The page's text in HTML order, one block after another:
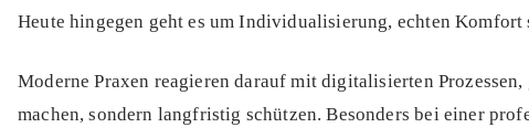
Heute hingegen geht es um Individualisierung, echten Komfort
Moderne Praxen reagieren darauf mit digitalisierten
machen, sondern langfristig schützen. Besonders bei einer